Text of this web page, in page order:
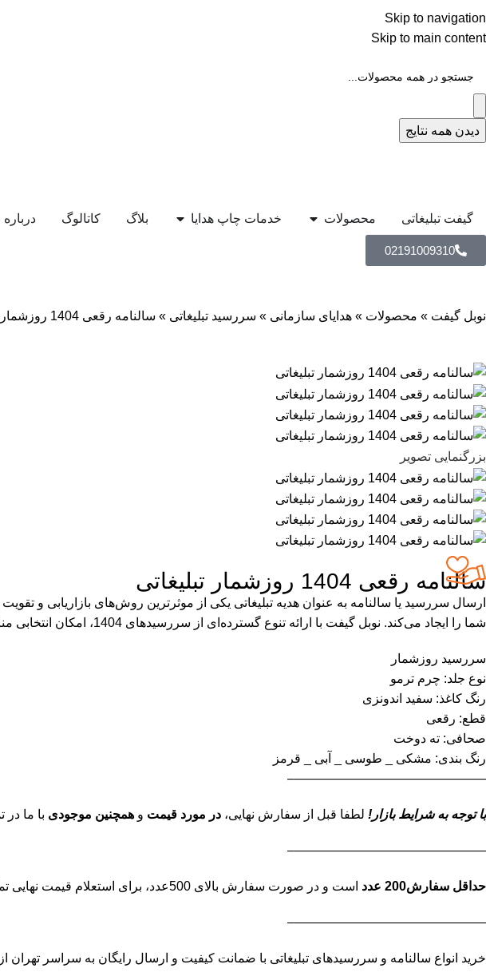
Skip to navigation
Skip to main content
دیدن همه نتایج
گیفت تبلیغاتی محصولات خدمات چاپ هدایا بلاگ کاتالوگ درباره
02191009310
نوبل گیفت » محصولات » هدایای سازمانی » سررسید تبلیغاتی » سالنامه رقعی 1404 روزشمار تبلیغاتی
بزرگنمایی تصویر
سالنامه رقعی 1404 روزشمار تبلیغاتی
ارسال سررسید یا سالنامه به عنوان هدیه تبلیغاتی یکی از موثرترین روش‌های بازاریابی و
شما را ایجاد می‌کند. نوبل گیفت با ارائه تنوع گسترده‌ای از سررسیدهای 1404، امکان انتخابی مناسب برای هدایای تبلیغاتی پایان سال یا نوروز را فراهم می‌آورد. مشخصات فنی محصول:
سررسید روزشمار
نوع جلد: چرم ترمو
رنگ کاغذ: سفید اندونزی
قطع: رقعی
صحافی: ته دوخت
رنگ بندی: مشکی _ طوسی _ آبی _ قرمز
———————————————–
با توجه به شرایط بازار! لطفا قبل از سفارش نهایی، در مورد قیمت و همچنین موجودی با ما
———————————————–
حداقل سفارش200 عدد است و در صورت سفارش بالای 500عدد، برای استعلام قیمت نهایی تماس بگیرید.
———————————————–
خرید انواع سالنامه و سررسیدهای تبلیغاتی با ضمانت کیفیت و ارسال رایگان به سراسر تهران از